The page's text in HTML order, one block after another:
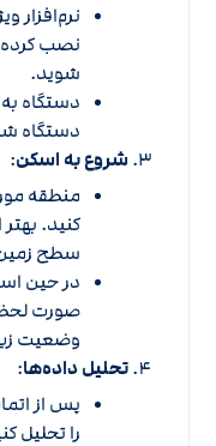
نصب کرده
شوید.
دستگاه
دستگاه
شروع به اسکن:
منطقه
کنید.
سطح زمین
در حین
صورت
وضعیت
تحلیل داده‌ها:
پس از
را تحلیل